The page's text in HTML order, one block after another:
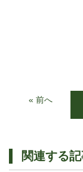
« 前へ
関連する